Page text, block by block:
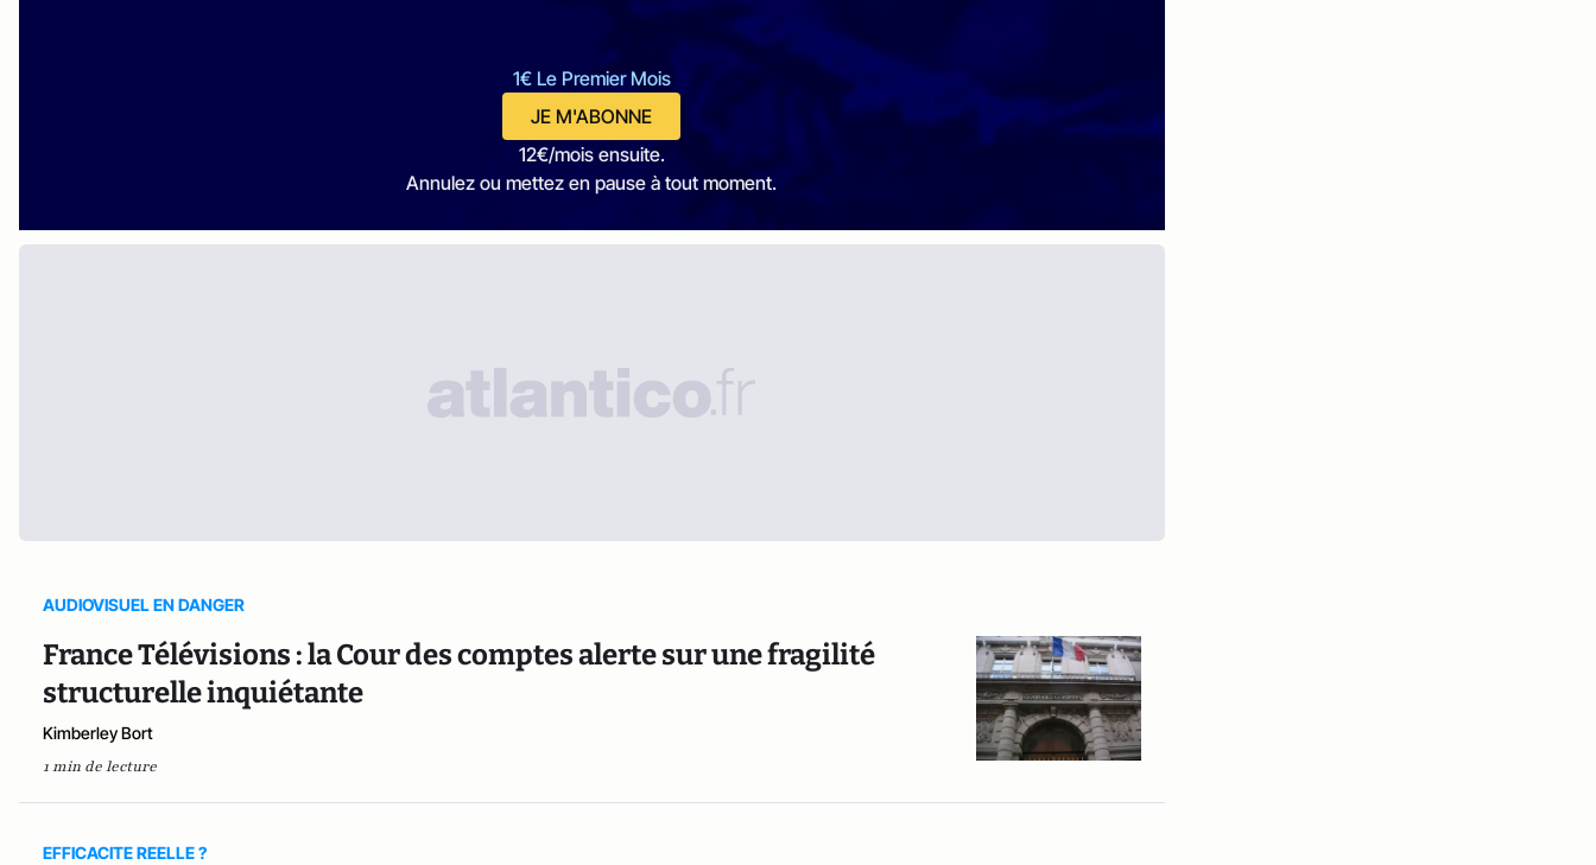
1€ Le Premier Mois
JE M'ABONNE
12€/mois ensuite.
Annulez ou mettez en pause à tout moment.
AUDIOVISUEL EN DANGER
France Télévisions : la Cour des comptes alerte sur une fragilité
structurelle inquiétante
Kimberley Bort
1 min de lecture
EFFICACITE REELLE ?